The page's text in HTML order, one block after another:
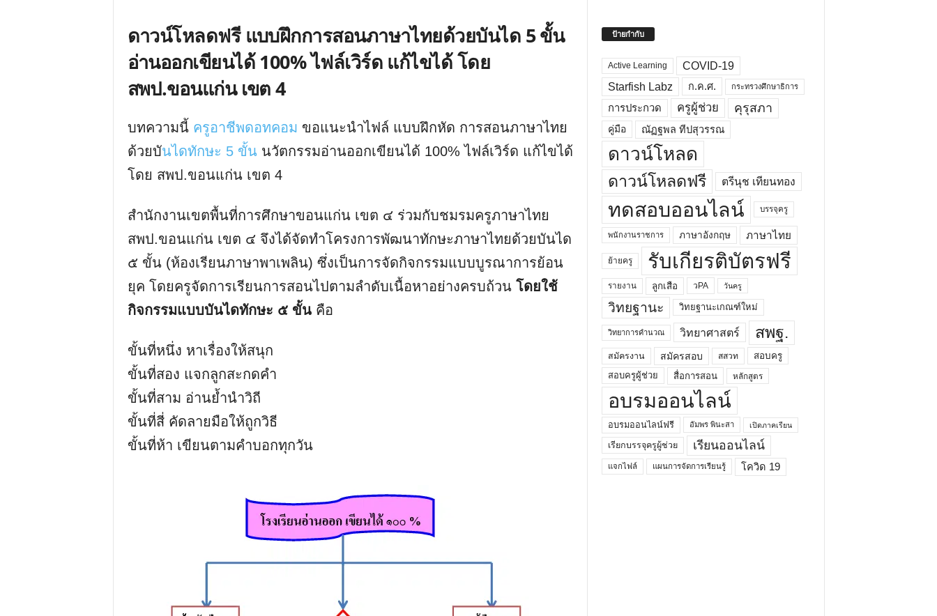
ดาวน์โหลดฟรี แบบฝึกการสอนภาษาไทยด้วยบันได 5 ขั้น
อ่านออกเขียนได้ 100% ไฟล์เวิร์ด แก้ไขได้ โดย
สพป.ขอนแก่น เขต 4
บทความนี้ ครูอาชีพดอทคอม ขอแนะนำไฟล์ แบบฝึกหัด การสอนภาษาไทย
ด้วยบันไดทักษะ 5 ขั้นนวัตกรรมอ่านออกเขียนได้ 100% ไฟล์เวิร์ด แก้ไขได้
โดย สพป.ขอนแก่น เขต 4
สำนักงานเขตพื้นที่การศึกษาขอนแก่น เขต ๔ ร่วมกับชมรมครูภาษาไทย
สพป.ขอนแก่น เขต ๔ จึงได้จัดทำโครงการพัฒนาทักษะภาษาไทยด้วยบันได
๕ ขั้น (ห้องเรียนภาษาพาเพลิน) ซึ่งเป็นการจัดกิจกรรมแบบบูรณาการย้อน
ยุค โดยครูจัดการเรียนการสอนไปตามลำดับเนื้อหาอย่างครบถ้วนโดยใช้
กิจกรรมแบบบันไดทักษะ ๕ ขั้นคือ
ขั้นที่หนึ่ง หาเรื่องให้สนุก
ขั้นที่สอง แจกลูกสะกดคำ
ขั้นที่สาม อ่านย้ำนำวิถี
ขั้นที่สี่ คัดลายมือให้ถูกวิธี
ขั้นที่ห้า เขียนตามคำบอกทุกวัน
ป้ายกำกับ
Active Learning
COVID-19
Starfish Labz
ก.ค.ศ. กระทรวงศึกษาธิการ
การประกวด ครูผู้ช่วย คุรุสภา
คู่มือ ณัฏฐพล ทีปสุวรรณ
ดาวน์โหลด
ดาวน์โหลดฟรี ตรีนุช เทียนทอง
ทดสอบออนไลน์ บรรจุครู
พนักงานราชการ ภาษาอังกฤษ ภาษาไทย
ย้ายครู รับเกียรติบัตรฟรี
รายงาน ลูกเสือ วPA วันครู
วิทยฐานะ วิทยฐานะเกณฑ์ใหม่
วิทยาการคำนวณ วิทยาศาสตร์ สพฐ.
สมัครงาน สมัครสอบ สสวท
สอบครู
สอบครูผู้ช่วย
สื่อการสอน หลักสูตร
อบรมออนไลน์
อบรมออนไลน์ฟรี อัมพร พินะสา เปิดภาคเรียน
เรียกบรรจุครูผู้ช่วย เรียนออนไลน์
แจกไฟล์ แผนการจัดการเรียนรู้ โควิด 19